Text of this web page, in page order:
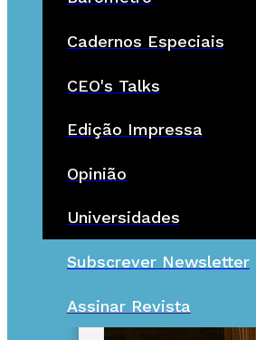
Cadernos Especiais
CEO's Talks
Edição Impressa
Opinião
Universidades
Subscrever Newsletter
Assinar Revista